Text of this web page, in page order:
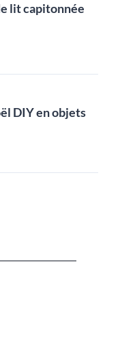
lit capitonnée
DIY en objets